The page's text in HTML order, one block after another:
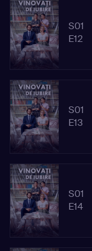
S01
E12
S01
E13
S01
E14